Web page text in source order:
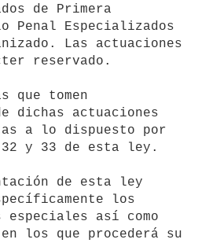
de Primera
Penal Especializados
Las actuaciones
reservado.
dichas actuaciones
a lo dispuesto por
y 33 de esta ley.
los
especiales así como
los que procederá su